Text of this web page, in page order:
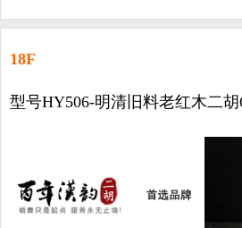
18F
型号HY506-明清旧料老红木二胡